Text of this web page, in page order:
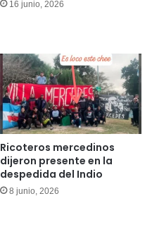
16 junio, 2026
Ricoteros mercedinos
dijeron presente en la
despedida del Indio
8 junio, 2026